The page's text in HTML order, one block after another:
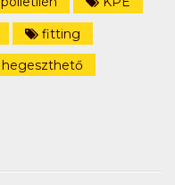
fitting
hegeszthető